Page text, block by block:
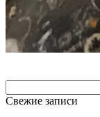
Свежие записи